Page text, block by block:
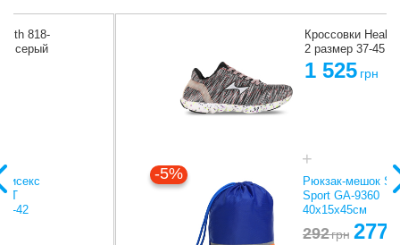
Кроссовки Health 818-
2 размер 37-45 серый
1 525
Рюкзак-мешок SP-
Sport GA-9360
40х15х45см
292 277,4грн